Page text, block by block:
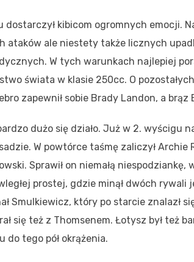
dostarczył kibicom ogromnych emocji.
ataków ale niestety także licznych
W tych warunkach najlepiej
świata w klasie 250cc. O
zapewnił sobie Brady Landon, a brąz
dużo się działo. Już w 2. wyścigu
W powtórce taśmę zaliczył Archie
Sprawił on niemałą
prostej, gdzie minął dwóch rywali
Smulkiewicz, który po starcie znalazł
się też z Thomsenem. Łotysz był też
do tego pół okrążenia.